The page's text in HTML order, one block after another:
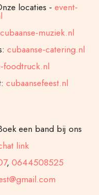
locaties - event-
cubaanse-muziek.nl
cubaanse-catering.nl
foodtruck.nl
cubaansefeest.nl
een band bij ons
link
, 0644508525